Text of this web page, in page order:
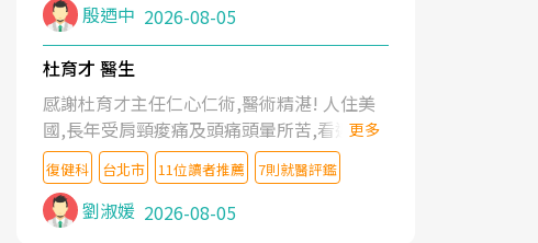
殷迺中 2026-08-05
杜育才 醫生
感謝杜育才主任仁心仁術,醫術精湛! 人住美
國,長年受肩頸痠痛及頭痛頭暈所苦,看遍名醫
教授,做了各種檢查,也嘗試過西醫打針,中醫
針灸及物理徒手治療都沒有用,後來連吃到嗎
啡類止痛藥都效果有限,只是壓症狀,沒多久就
痛起來,多年失眠嚴重影響生活品質. 台灣親
更多
復健科 台北市 11位讀者推薦 7則就醫評鑑
劉淑媛 2026-08-05